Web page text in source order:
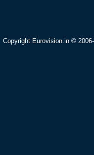
Copyright Eurovision.in ©